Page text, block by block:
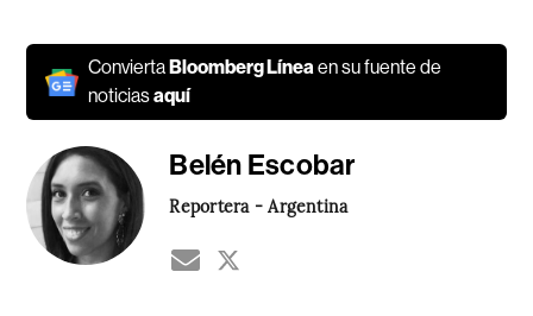
Convierta Bloomberg Líneaen su fuente de
noticiasaquí
Belén Escobar
Reportera - Argentina